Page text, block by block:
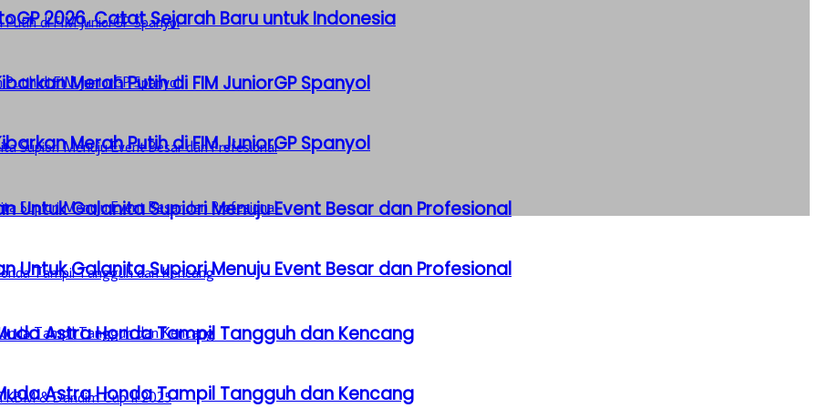
Merah Putih di FIM JuniorGP Spanyol
Untuk Galanita Supiori Menuju Event Besar dan Profesional
Astra Honda Tampil Tangguh dan Kencang
2026, Catat Sejarah Baru untuk Indonesia
Merah Putih di FIM JuniorGP Spanyol
Untuk Galanita Supiori Menuju Event Besar dan Profesional
Astra Honda Tampil Tangguh dan Kencang